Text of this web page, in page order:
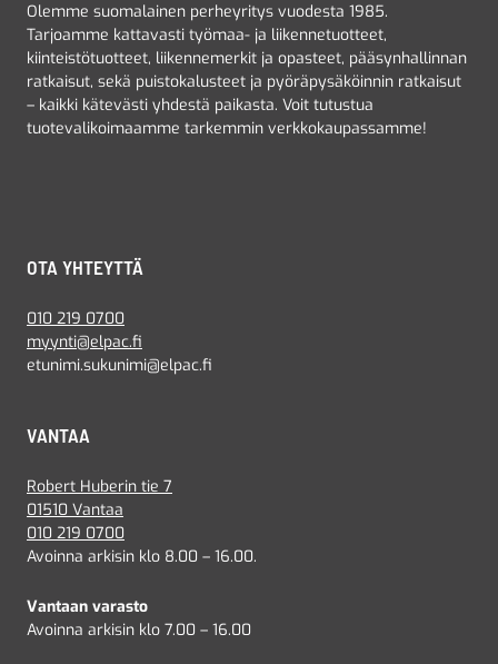
Olemme suomalainen perheyritys vuodesta 1985.
Tarjoamme kattavasti työmaa- ja liikennetuotteet,
kiinteistötuotteet, liikennemerkit ja opasteet, pääsynhallinnan
ratkaisut, sekä puistokalusteet ja pyöräpysäköinnin ratkaisut
– kaikki kätevästi yhdestä paikasta. Voit tutustua
tuotevalikoimaamme tarkemmin verkkokaupassamme!
OTA YHTEYTTÄ
010 219 0700
myynti@elpac.fi
etunimi.sukunimi@elpac.fi
VANTAA
Robert Huberin tie 7
01510 Vantaa
010 219 0700
Avoinna arkisin klo 8.00 – 16.00.
Vantaan varasto
Avoinna arkisin klo 7.00 – 16.00